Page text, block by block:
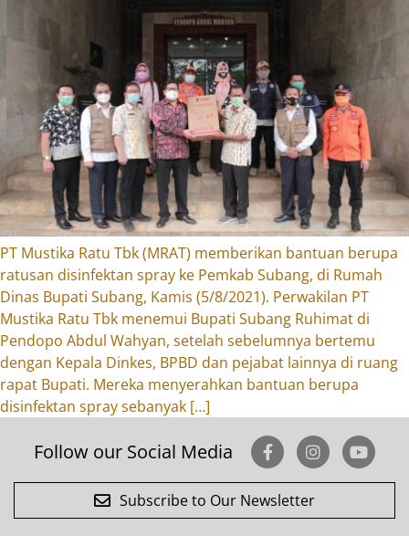
PT Mustika Ratu Tbk (MRAT) memberikan bantuan berupa
ratusan disinfektan spray ke Pemkab Subang, di Rumah
Dinas Bupati Subang, Kamis (5/8/2021). Perwakilan PT
Mustika Ratu Tbk menemui Bupati Subang Ruhimat di
Pendopo Abdul Wahyan, setelah sebelumnya bertemu
dengan Kepala Dinkes, BPBD dan pejabat lainnya di ruang
rapat Bupati. Mereka menyerahkan bantuan berupa
disinfektan spray sebanyak […]
Follow our Social Media
Subscribe to Our Newsletter